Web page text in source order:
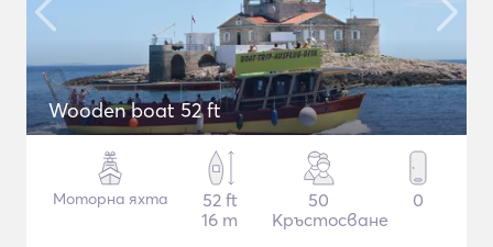
Wooden boat 52 ft
Моторна яхта
52 ft
16 m
50
Кръстосване
0